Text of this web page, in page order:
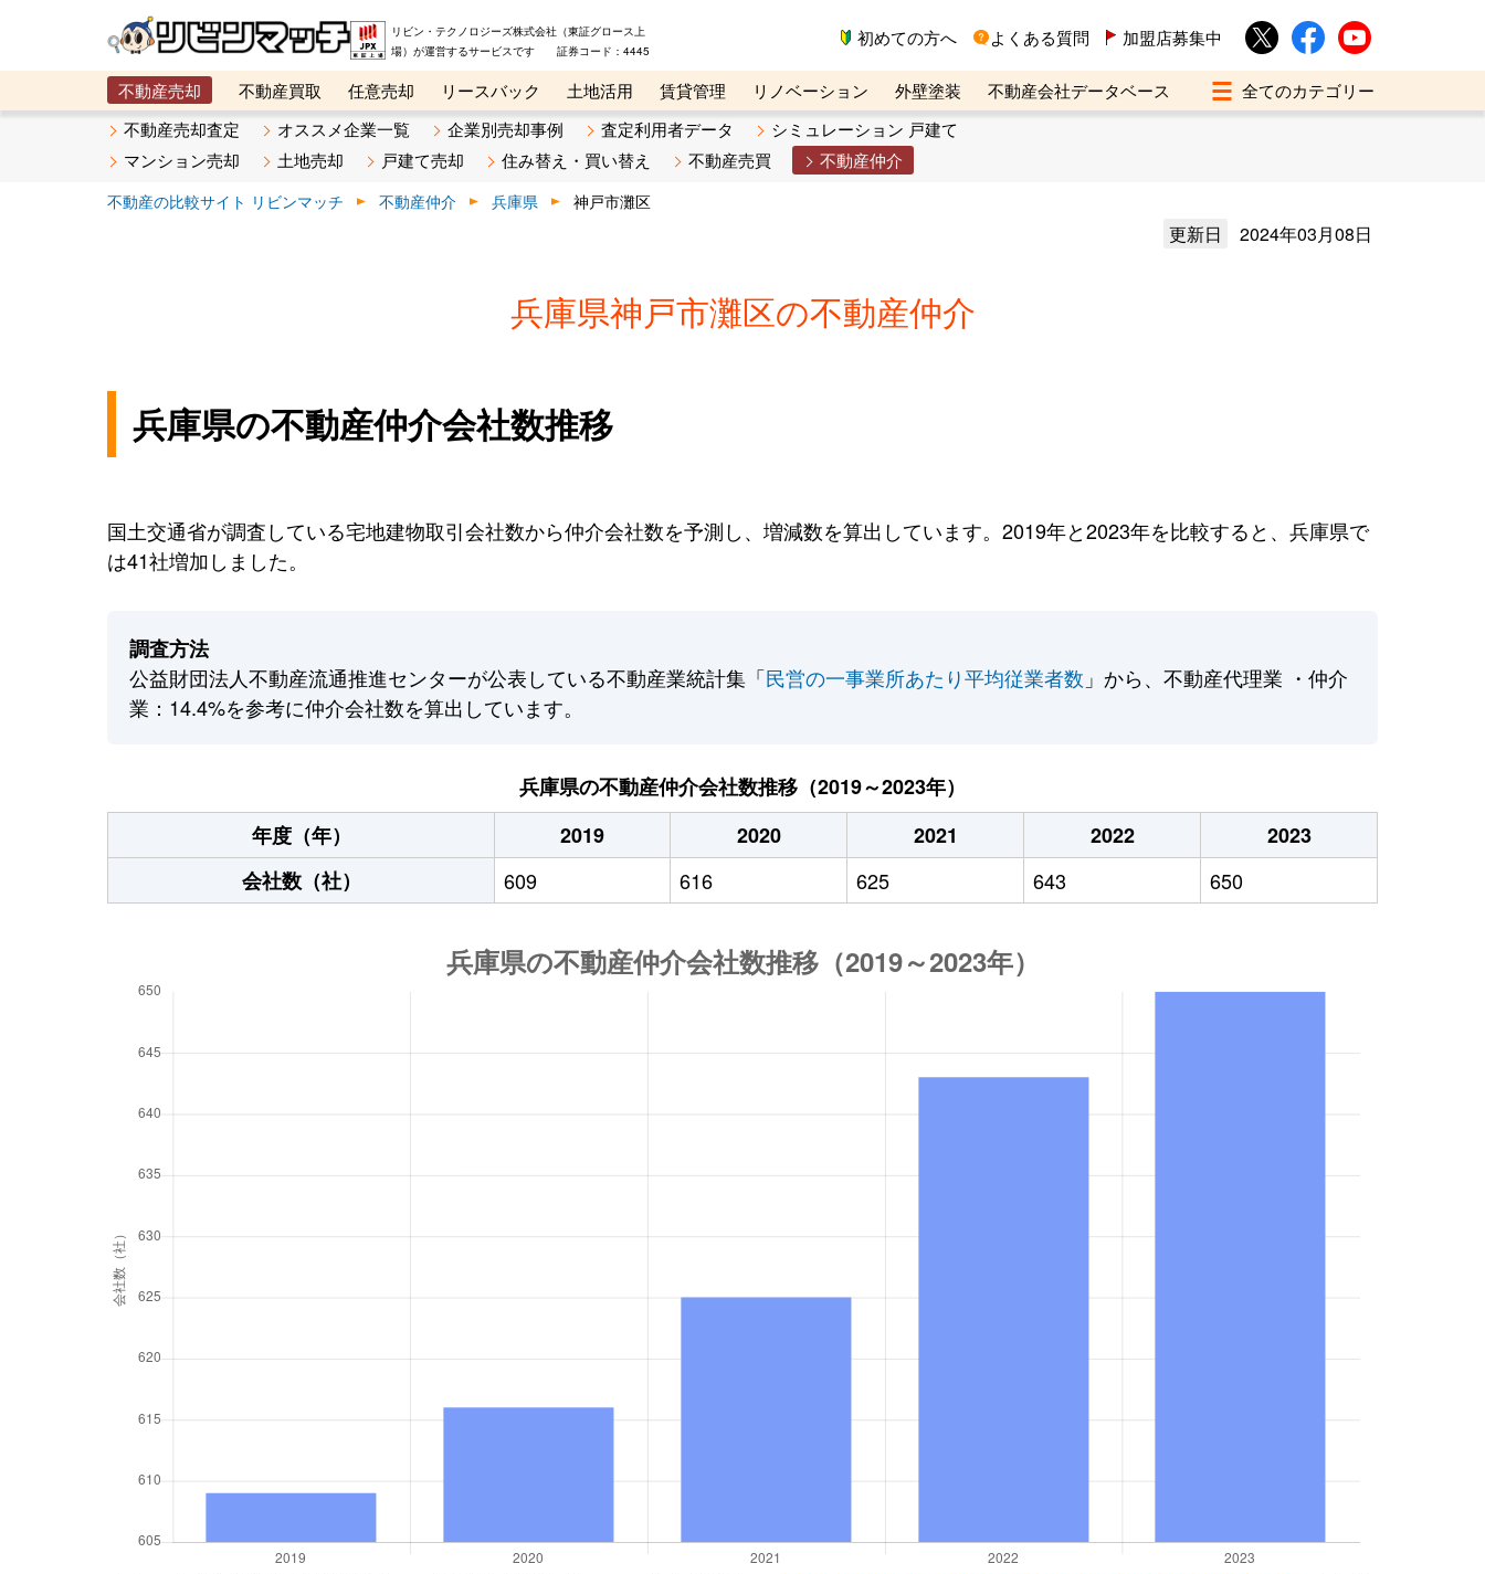
リビン・テクノロジーズ株式会社（東証グロース上
場）が運営するサービスです 証券コード：4445
初めての方へ よくある質問 加盟店募集中
不動産売却 不動産買取 任意売却 リースバック 土地活用 賃貸管理 リノベーション 外壁塗装
不動産会社データベース
メタ住宅展示場
ベスト不動産カンパニー オンライン講座 リビンマガジンBiz 不動産売却ご相談デスク
不動産売却査定 オススメ企業一覧 企業別売却事例 査定利用者データ
シミュレーション 戸建て
マンション売却
土地売却 戸建て売却 住み替え・買い替え 不動産売買 不動産仲介
不動産の比較サイト リビンマッチ 不動産仲介 兵庫県 神戸市灘区
更新日 2024年03月08日
兵庫県神戸市灘区の不動産仲介
兵庫県の不動産仲介会社数推移
国土交通省が調査している宅地建物取引会社数から仲介会社数を予測し、増減数を算出しています。2019年と2023年を比較すると、兵庫県で
は41社増加しました。
調査方法
公益財団法人不動産流通推進センターが公表している不動産業統計集「民営の一事業所あたり平均従業者数 」から、不動産代理業 ・仲介
業：14.4%を参考に仲介会社数を算出しています。
兵庫県の不動産仲介会社数推移（2019～2023年）
年度（年）
2019 2020 2021 2022
2023
会社数（社）
609 616 625 643 650